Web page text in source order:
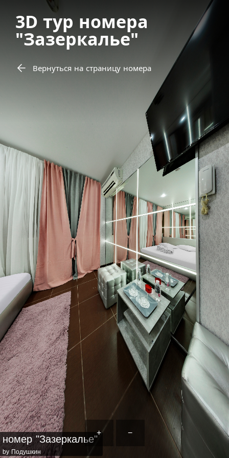
3D тур номера
"Зазеркалье"
Вернуться на страницу номера
+ −
номер "Зазеркалье"
by Подушкин